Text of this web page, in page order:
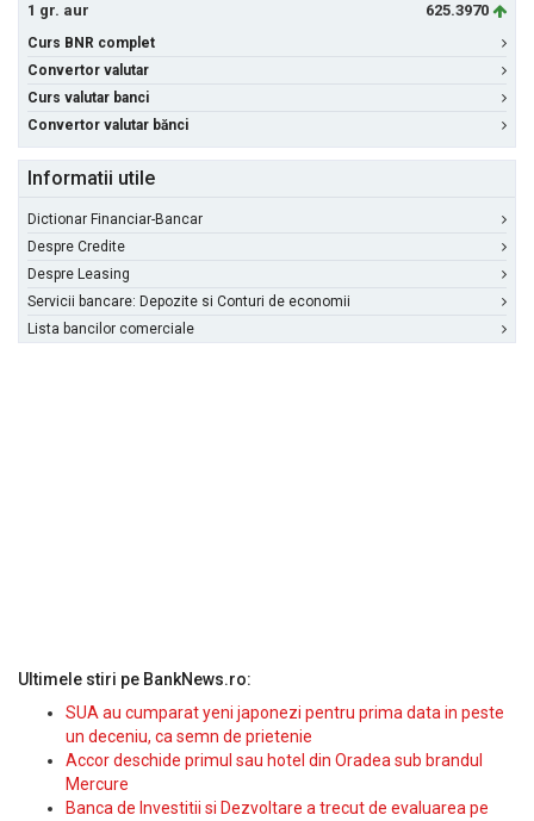
1 gr. aur
625.3970
Curs BNR complet
Convertor valutar
Curs valutar banci
Convertor valutar bănci
Informatii utile
Dictionar Financiar-Bancar
Despre Credite
Despre Leasing
Servicii bancare: Depozite si Conturi de economii
Lista bancilor comerciale
Ultimele stiri pe BankNews.ro:
SUA au cumparat yeni japonezi pentru prima data in peste
un deceniu, ca semn de prietenie
Accor deschide primul sau hotel din Oradea sub brandul
Mercure
Banca de Investitii si Dezvoltare a trecut de evaluarea pe